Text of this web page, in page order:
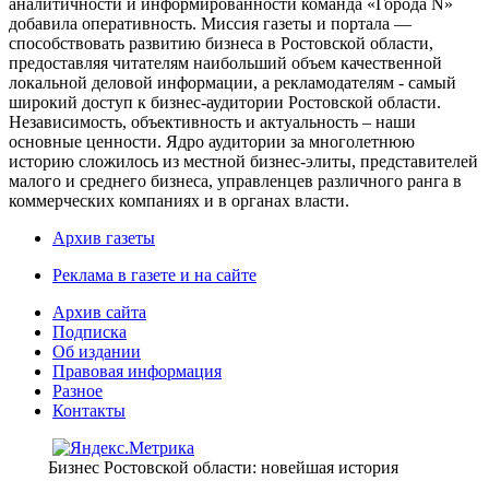
аналитичности и информированности команда «Города N»
добавила оперативность. Миссия газеты и портала —
способствовать развитию бизнеса в Ростовской области,
предоставляя читателям наибольший объем качественной
локальной деловой информации, а рекламодателям - самый
широкий доступ к бизнес-аудитории Ростовской области.
Независимость, объективность и актуальность – наши
основные ценности. Ядро аудитории за многолетнюю
историю сложилось из местной бизнес-элиты, представителей
малого и среднего бизнеса, управленцев различного ранга в
коммерческих компаниях и в органах власти.
Архив газеты
Реклама в газете и на сайте
Архив сайта
Подписка
Об издании
Правовая информация
Разное
Контакты
Бизнес Ростовской области: новейшая история